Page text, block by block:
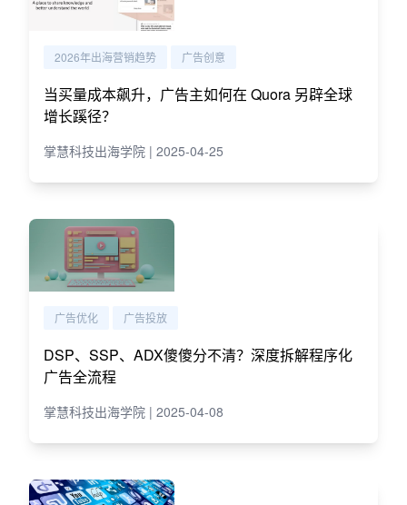
2026年出海营销趋势 广告创意
当买量成本飙升，广告主如何在 Quora 另辟全球
增长蹊径？
掌慧科技出海学院 | 2025-04-25
广告优化 广告投放
DSP、SSP、ADX傻傻分不清？深度拆解程序化
广告全流程
掌慧科技出海学院 | 2025-04-08